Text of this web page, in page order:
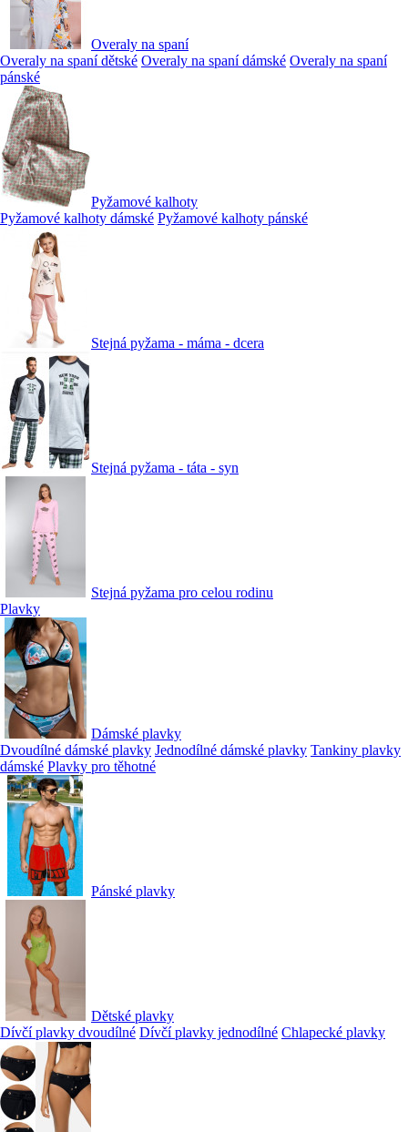
Overaly na spaní
Overaly na spaní dětské Overaly na spaní dámské Overaly na spaní
pánské
Pyžamové kalhoty
Pyžamové kalhoty dámské Pyžamové kalhoty pánské
Stejná pyžama - máma - dcera
Stejná pyžama - táta - syn
Stejná pyžama pro celou rodinu
Plavky
Dámské plavky
Dvoudílné dámské plavky Jednodílné dámské plavky Tankiny plavky
dámské Plavky pro těhotné
Pánské plavky
Dětské plavky
Dívčí plavky dvoudílné Dívčí plavky jednodílné Chlapecké plavky